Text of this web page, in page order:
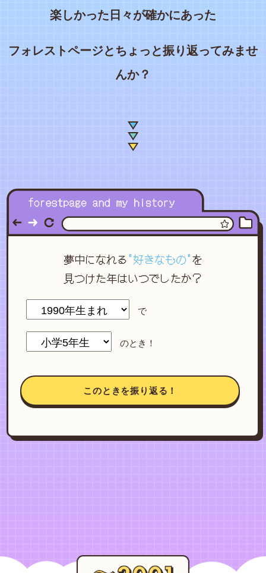
楽しかった日々が確かにあった
フォレストページとちょっと振り返ってみませ
んか？
夢中になれる"好きなもの"を
見つけた年はいつでしたか？
で
のとき！
このときを振り返る！